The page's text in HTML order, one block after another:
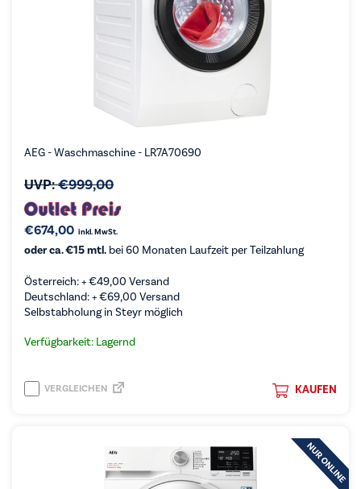
AEG - Waschmaschine - LR7A70690
UVP:€999,00
€674,00 inkl. MwSt.
oder ca. €15 mtl. bei 60 Monaten Laufzeit per Teilzahlung
Österreich: +€49,00 Versand
Deutschland: +€69,00 Versand
Selbstabholung in Steyr möglich
Verfügbarkeit: Lagernd
KAUFEN
VERGLEICHEN